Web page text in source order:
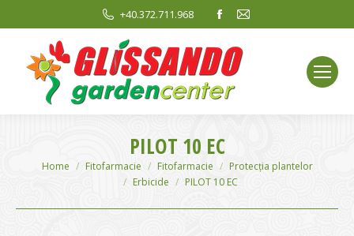
+40.372.711.968
Facebook
opens
in
new
window
Mail
window
PILOT 10 EC
You are here:
Home Fitofarmacie Fitofarmacie
Protecția plantelor
Erbicide
PILOT 10 EC